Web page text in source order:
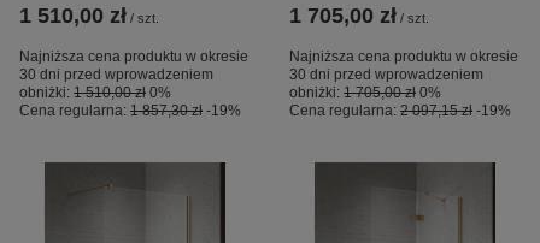
1 510,00 zł / szt.
Najniższa cena produktu w okresie
30 dni przed wprowadzeniem
obniżki: 1 510,00 zł 0%
Cena regularna: 1 857,30 zł -19%
1 705,00 zł / szt.
Najniższa cena produktu w okresie
30 dni przed wprowadzeniem
obniżki: 1 705,00 zł 0%
Cena regularna: 2 097,15 zł -19%